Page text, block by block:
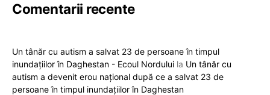
Comentarii recente
Un tânăr cu autism a salvat 23 de persoane în timpul
inundațiilor în Daghestan - Ecoul Nordului la Un tânăr cu
autism a devenit erou național după ce a salvat 23 de
persoane în timpul inundațiilor în Daghestan